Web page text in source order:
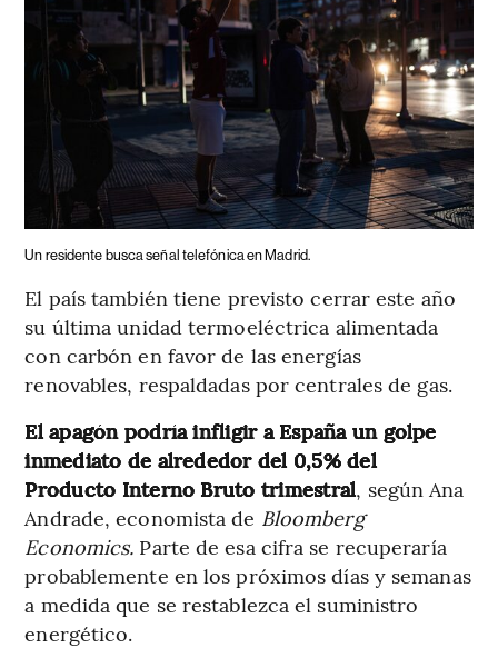
Un residente busca señal telefónica en Madrid.
El país también tiene previsto cerrar este año
su última unidad termoeléctrica alimentada
con carbón en favor de las energías
renovables, respaldadas por centrales de gas.
El apagón podría infligir a España un golpe
inmediato de alrededor del 0,5% del
Producto Interno Bruto trimestral, según Ana
Andrade, economista de Bloomberg
Economics. Parte de esa cifra se recuperaría
probablemente en los próximos días y semanas
a medida que se restablezca el suministro
energético.